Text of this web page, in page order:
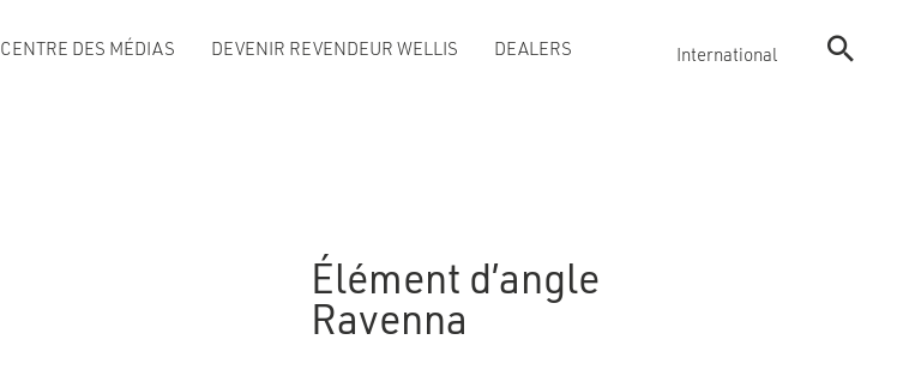
CENTRE DES MÉDIAS DEVENIR REVENDEUR WELLIS DEALERS International
Élément d’angle
Ravenna